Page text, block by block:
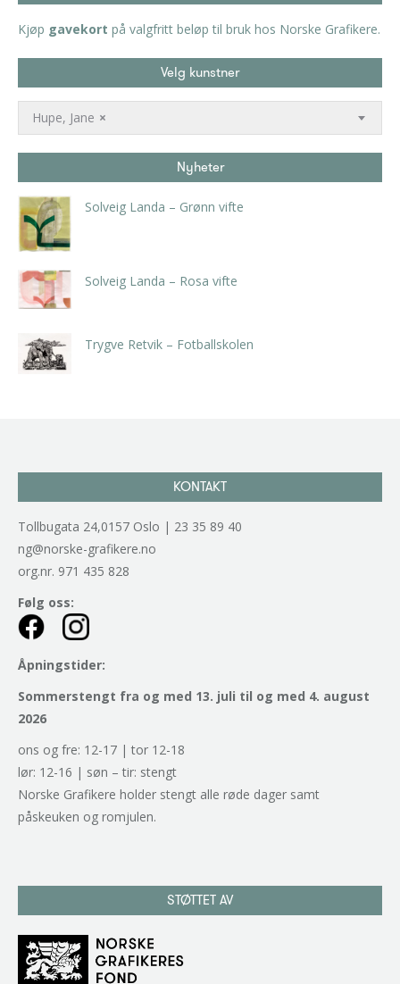
Kjøp gavekort på valgfritt beløp til bruk hos Norske Grafikere.
Velg kunstner
×
Hupe, Jane
Nyheter
Solveig Landa – Grønn vifte
Solveig Landa – Rosa vifte
Trygve Retvik – Fotballskolen
KONTAKT
Tollbugata 24,0157 Oslo | 23 35 89 40
ng@norske-grafikere.no
org.nr. 971 435 828
Følg oss:
Åpningstider:
Sommerstengt fra og med 13. juli til og med 4. august
2026
ons og fre: 12-17 | tor 12-18
lør: 12-16 | søn – tir: stengt
Norske Grafikere holder stengt alle røde dager samt
påskeuken og romjulen.
STØTTET AV